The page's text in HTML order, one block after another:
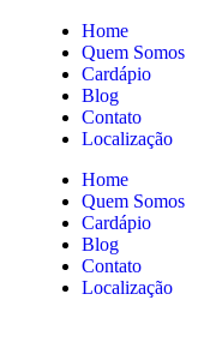
Home
Quem Somos
Cardápio
Blog
Contato
Localização
Home
Quem Somos
Cardápio
Blog
Contato
Localização